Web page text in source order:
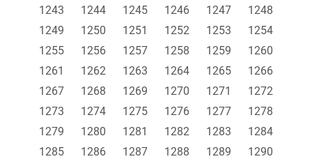
1243
1244 1245 1246 1247
1248
1249
1250 1251 1252 1253
1254
1255
1256 1257 1258 1259
1260
1261
1262 1263 1264 1265
1266
1267
1268 1269 1270 1271
1272
1273
1274 1275 1276 1277
1278
1279
1280 1281 1282 1283
1284
1285
1286 1287 1288 1289
1290